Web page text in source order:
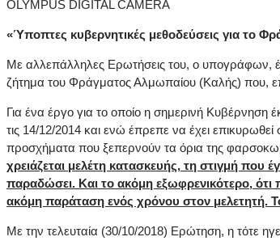
OLYMPUS DIGITAL CAMERA
«Ύποπτες κυβερνητικές μεθοδεύσεις για το
Με αλλεπάλληλες Ερωτήσεις του, ο υπογράφων,
ζήτημα του Φράγματος Αλμωπαίου (Καλής) που,
Για ένα έργο για το οποίο η σημερινή Κυβέρνηση
τις 14/12/2014 και ενώ έπρεπε να έχει
προσχήματα που ξεπερνούν τα όρια της
χρειάζεται μελέτη κατασκευής, τη στιγμή που
παραδώσει. Και το ακόμη εξωφρενικότερο, ότι
ακόμη παράταση ενός χρόνου στον μελετητή.
Με την τελευταία (30/10/2018) Ερώτηση, η τότε